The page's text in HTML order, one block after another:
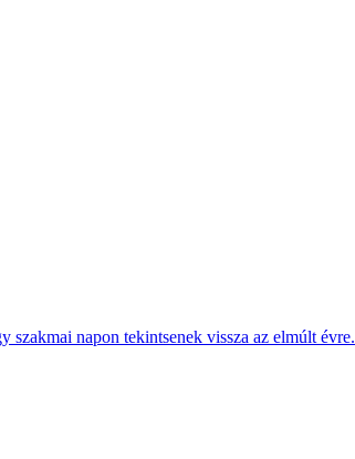
napon tekintsenek vissza az elmúlt évre.